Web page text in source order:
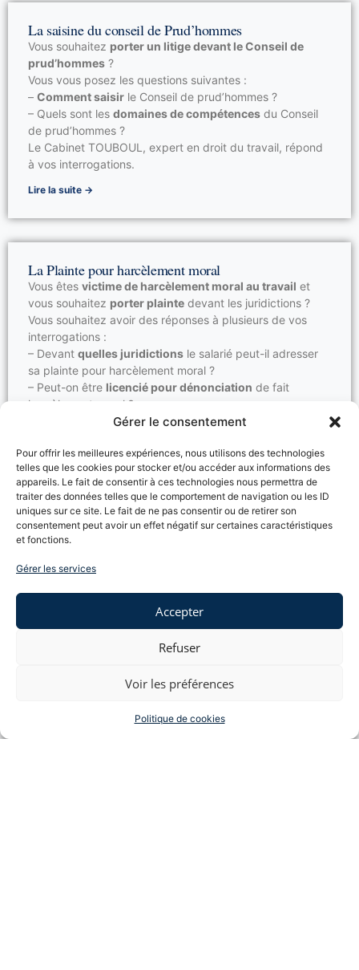
Gérer le consentement
Pour offrir les meilleures expériences, nous utilisons des technologies
telles que les cookies pour stocker et/ou accéder aux informations des
appareils. Le fait de consentir à ces technologies nous permettra de
traiter des données telles que le comportement de navigation ou les ID
uniques sur ce site. Le fait de ne pas consentir ou de retirer son
consentement peut avoir un effet négatif sur certaines caractéristiques
et fonctions.
Gérer les services
Accepter
Refuser
Voir les préférences
Politique de cookies
La saisine du conseil de Prud’hommes
Vous souhaitez porter un litige devant le Conseil de
prud’hommes ?
Vous vous posez les questions suivantes :
– Comment saisir le Conseil de prud’hommes ?
– Quels sont les domaines de compétences du Conseil
de prud’hommes ?
Le Cabinet TOUBOUL, expert en droit du travail, répond
à vos interrogations.
Lire la suite →
La Plainte pour harcèlement moral
Vous êtes victime de harcèlement moral au travail et
vous souhaitez porter plainte devant les juridictions ?
Vous souhaitez avoir des réponses à plusieurs de vos
interrogations :
– Devant quelles juridictions le salarié peut-il adresser
sa plainte pour harcèlement moral ?
– Peut-on être licencié pour dénonciation de fait
harcèlement moral ?
Le Cabinet TOUBOUL, expert en droit du travail, répond
Lire la suite →
Rupture conventionnelle du CDI
indéterminée
En droit du travail, la rupture conventionnelle suppose
, designature de l’accord
d’homologation par l’autorité administrative de
homologationsur la validité de la rupture